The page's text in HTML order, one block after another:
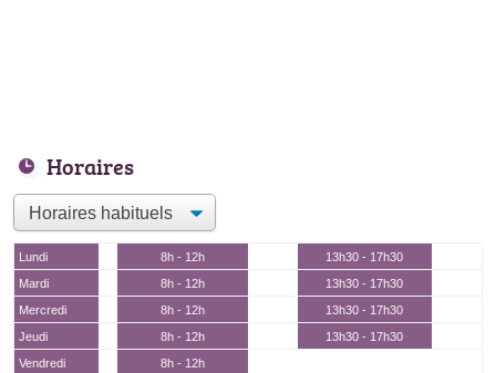
Horaires
Lundi 8h - 12h
13h30 - 17h30
Mardi
8h - 12h
13h30 - 17h30
Mercredi
8h - 12h
13h30 - 17h30
Jeudi
8h - 12h
13h30 - 17h30
Vendredi
8h - 12h